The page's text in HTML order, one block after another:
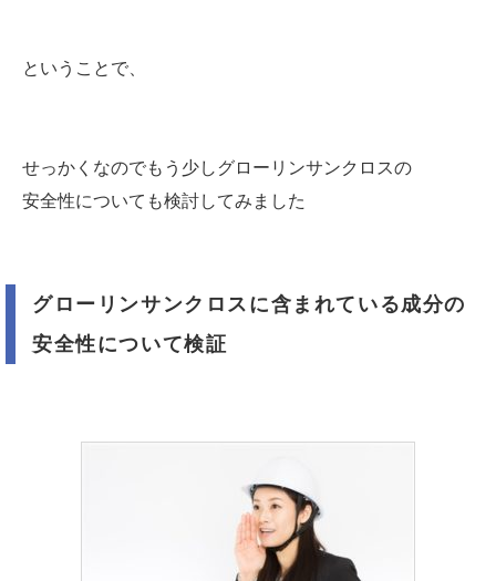
ということで、
せっかくなのでもう少しグローリンサンクロスの
安全性についても検討してみました
グローリンサンクロスに含まれている成分の
安全性について検証